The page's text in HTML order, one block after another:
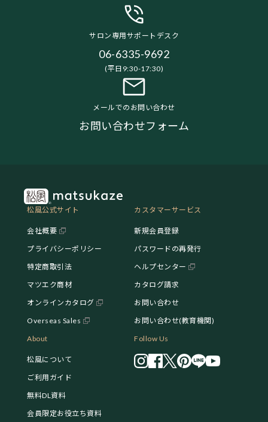
サロン専用サポートデスク
06-6335-9692
(平日9:30-17:30)
メールでのお問い合わせ
お問い合わせフォーム
松風公式サイト
会社概要
プライバシーポリシー
特定商取引法
マツエク商材
オンラインカタログ
Overseas Sales
カスタマーサービス
新規会員登録
パスワードの再発行
ヘルプセンター
カタログ請求
お問い合わせ
お問い合わせ(教育機関)
About
松風について
ご利用ガイド
無料DL資料
会員限定お役立ち資料
Follow Us